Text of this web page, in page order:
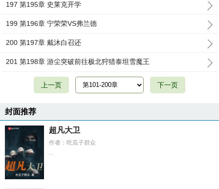
197 第195章 史莱克开学
199 第196章 宁荣荣VS弗兰德
200 第197章 戴沐白召还
201 第198章 游尘突破前往极北狩猎泰坦雪魔王
上一页 下一页
封面推荐
超凡大卫
作者：吃瓜子群众
...